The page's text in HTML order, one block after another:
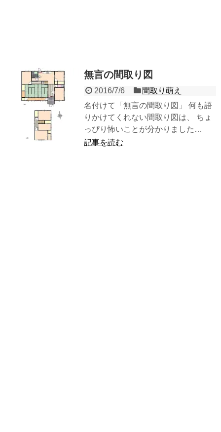
無言の間取り図
2016/7/6
間取り萌え
名付けて「無言の間取り図」 何も語
りかけてくれない間取り図は、 ちょ
っぴり怖いことが分かりました…
記事を読む